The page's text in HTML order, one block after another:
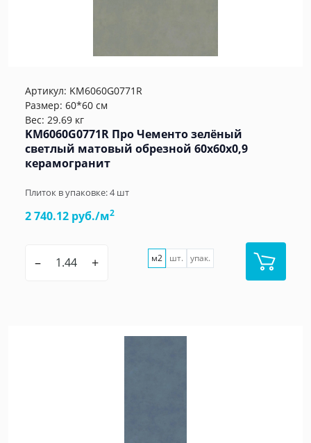
Артикул: KM6060G0771R
Размер: 60*60 см
Вес: 29.69 кг
KM6060G0771R Про Чементо зелёный
светлый матовый обрезной 60х60x0,9
керамогранит
Плиток в упаковке:4шт
2 740.12 руб./м2
– + м2 шт. упак.